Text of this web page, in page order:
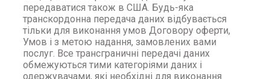
передаватися також в США. Будь-яка
транскордонна передача даних відбувається
тільки для виконання умов Договору оферти,
Умов і з метою надання, замовлених вами
послуг. Все трансграничні передачі даних
обмежуються тими категоріями даних і
одержувачами, які необхідні для виконання